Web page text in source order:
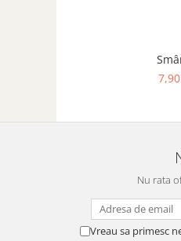
Nu rata
Vreau sa primesc